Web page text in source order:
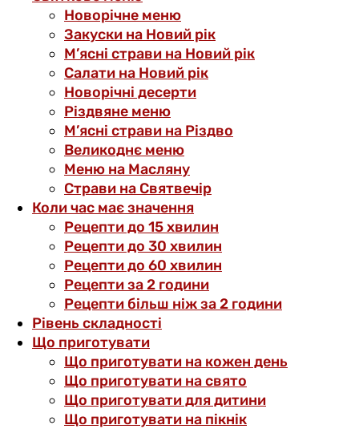
Новорічне меню
Закуски на Новий рік
М’ясні страви на Новий рік
Салати на Новий рік
Новорічні десерти
Різдвяне меню
М’ясні страви на Різдво
Великоднє меню
Меню на Масляну
Страви на Святвечір
Коли час має значення
Рецепти до 15 хвилин
Рецепти до 30 хвилин
Рецепти до 60 хвилин
Рецепти за 2 години
Рецепти більш ніж за 2 години
Рівень складності
Що приготувати
Що приготувати на кожен день
Що приготувати на свято
Що приготувати для дитини
Що приготувати на пікнік